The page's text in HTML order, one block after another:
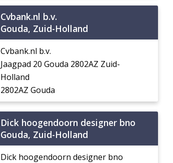
Cvbank.nl b.v.
Gouda, Zuid-Holland
Cvbank.nl b.v.
Jaagpad 20 Gouda 2802AZ Zuid-
Holland
2802AZ Gouda
Dick hoogendoorn designer bno
Gouda, Zuid-Holland
Dick hoogendoorn designer bno